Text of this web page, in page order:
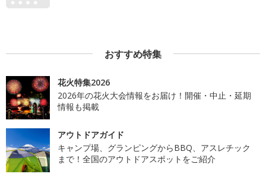
おすすめ特集
花火特集2026
2026年の花火大会情報をお届け！開催・中止・延期
情報も掲載
アウトドアガイド
キャンプ場、グランピングからBBQ、アスレチック
まで！全国のアウトドアスポットをご紹介